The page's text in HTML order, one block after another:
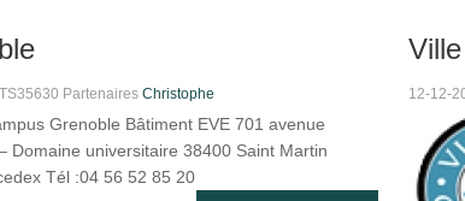
Partenaires Christophe
Grenoble Bâtiment EVE 701 avenue
Domaine universitaire 38400 Saint Martin
Tél :04 56 52 85 20
12-12-